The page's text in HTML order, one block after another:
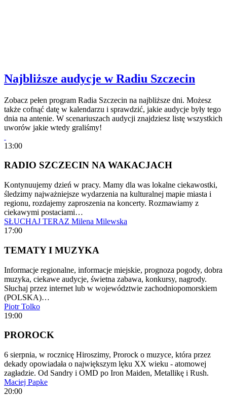
Najbliższe audycje w Radiu Szczecin
Zobacz pełen program Radia Szczecin na najbliższe dni. Możesz
także cofnąć datę w kalendarzu i sprawdzić, jakie audycje były tego
dnia na antenie. W scenariuszach audycji znajdziesz listę wszystkich
uworów jakie wtedy graliśmy!
13:00
RADIO SZCZECIN NA WAKACJACH
Kontynuujemy dzień w pracy. Mamy dla was lokalne ciekawostki,
śledzimy najważniejsze wydarzenia na kulturalnej mapie miasta i
regionu, rozdajemy zaproszenia na koncerty. Rozmawiamy z
ciekawymi postaciami…
SŁUCHAJ TERAZ Milena Milewska
17:00
TEMATY I MUZYKA
Informacje regionalne, informacje miejskie, prognoza pogody, dobra
muzyka, ciekawe audycje, świetna zabawa, konkursy, nagrody.
Słuchaj przez internet lub w województwie zachodniopomorskiem
(POLSKA)…
Piotr Tolko
19:00
PROROCK
6 sierpnia, w rocznicę Hiroszimy, Prorock o muzyce, która przez
dekady opowiadała o największym lęku XX wieku - atomowej
zagładzie. Od Sandry i OMD po Iron Maiden, Metallikę i Rush.
Maciej Papke
20:00